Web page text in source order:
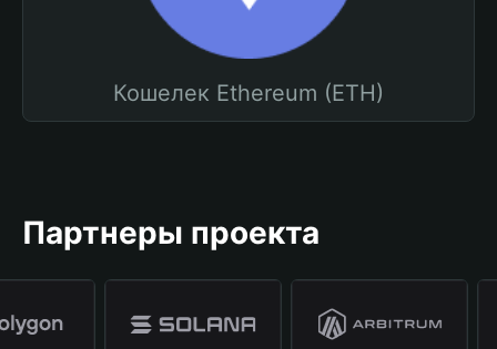
Кошелек Ethereum (ETH)
Партнеры проекта